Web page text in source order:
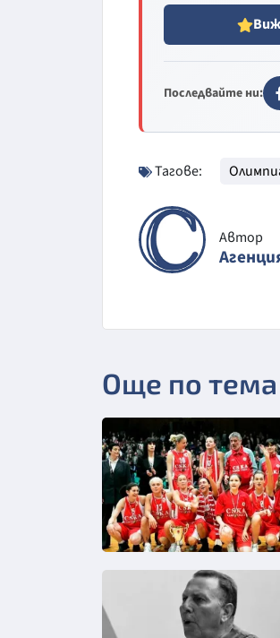
Последвайте ни:
Тагове:
Автор
Още по тема